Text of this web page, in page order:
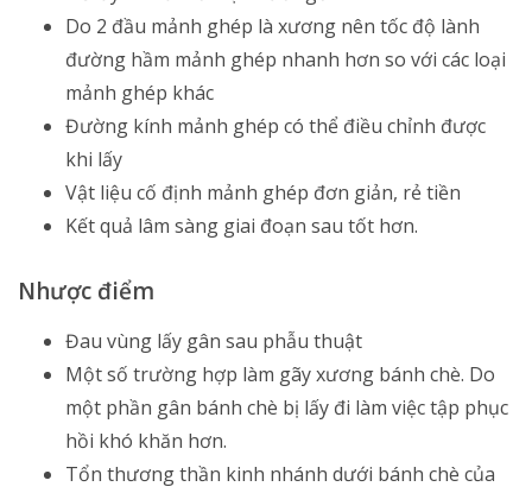
Do 2 đầu mảnh ghép là xương nên tốc độ lành
đường hầm mảnh ghép nhanh hơn so với các loại
mảnh ghép khác
Đường kính mảnh ghép có thể điều chỉnh được
khi lấy
Vật liệu cố định mảnh ghép đơn giản, rẻ tiền
Kết quả lâm sàng giai đoạn sau tốt hơn.
Nhược điểm
Đau vùng lấy gân sau phẫu thuật
Một số trường hợp làm gãy xương bánh chè. Do
một phần gân bánh chè bị lấy đi làm việc tập phục
hồi khó khăn hơn.
Tổn thương thần kinh nhánh dưới bánh chè của